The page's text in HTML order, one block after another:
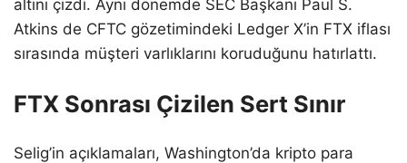
altını çizdi. Aynı dönemde SEC Başkanı Paul S.
Atkins de CFTC gözetimindeki Ledger X’in FTX iflası
sırasında müşteri varlıklarını koruduğunu hatırlattı.
FTX Sonrası Çizilen Sert Sınır
Selig’in açıklamaları, Washington’da kripto para